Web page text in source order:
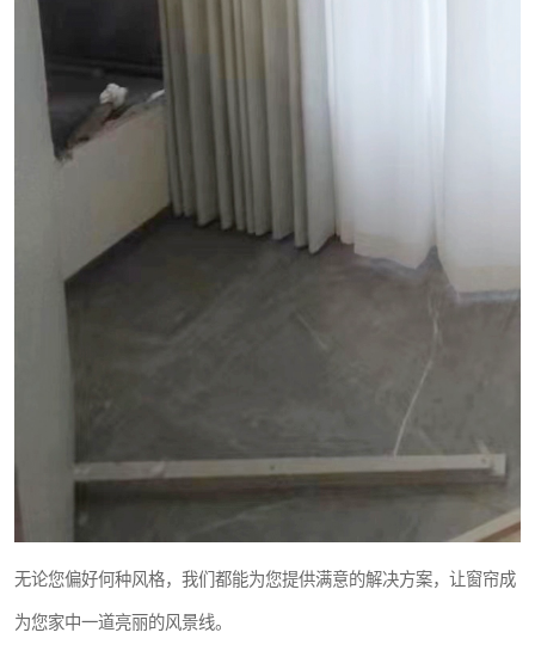
无论您偏好何种风格，我们都能为您提供满意的解决方案，让窗帘成
为您家中一道亮丽的风景线。